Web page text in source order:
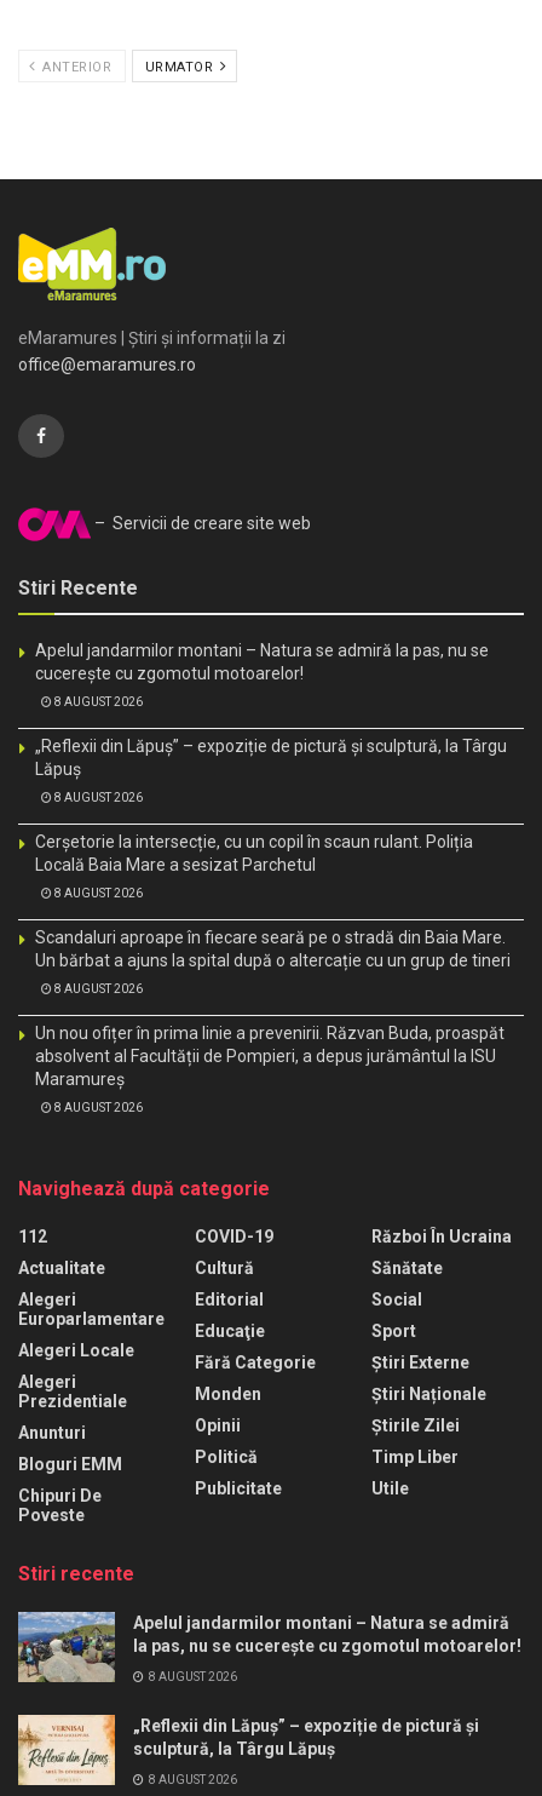
ANTERIOR URMATOR
eMaramures | Știri și informații la zi
office@emaramures.ro
– Servicii de creare site web
Stiri Recente
Apelul jandarmilor montani – Natura se admiră la pas, nu se
cucerește cu zgomotul motoarelor!
8 AUGUST 2026
„Reflexii din Lăpuș” – expoziție de pictură și sculptură, la Târgu
Lăpuș
8 AUGUST 2026
Cerșetorie la intersecție, cu un copil în scaun rulant. Poliția
Locală Baia Mare a sesizat Parchetul
8 AUGUST 2026
Scandaluri aproape în fiecare seară pe o stradă din Baia Mare.
Un bărbat a ajuns la spital după o altercație cu un grup de tineri
8 AUGUST 2026
Un nou ofițer în prima linie a prevenirii. Răzvan Buda, proaspăt
absolvent al Facultății de Pompieri, a depus jurământul la ISU
Maramureș
8 AUGUST 2026
Navighează după categorie
112
Actualitate
Alegeri
Europarlamentare
Alegeri Locale
Alegeri
Prezidentiale
Anunturi
Bloguri EMM
Chipuri De
Poveste
COVID-19
Cultură
Editorial
Educaţie
Fără Categorie
Monden
Opinii
Politică
Publicitate
Război În Ucraina
Sănătate
Social
Sport
Știri Externe
Știri Naționale
Știrile Zilei
Timp Liber
Utile
Stiri recente
Apelul jandarmilor montani – Natura se admiră
la pas, nu se cucerește cu zgomotul motoarelor!
8 AUGUST 2026
„Reflexii din Lăpuș” – expoziție de pictură și
sculptură, la Târgu Lăpuș
8 AUGUST 2026